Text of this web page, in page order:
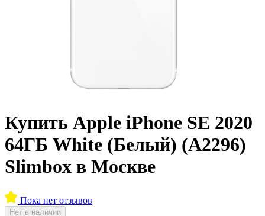
Купить Apple iPhone SE 2020
64ГБ White (Белый) (A2296)
Slimbox в Москве
Пока нет отзывов
Нет в наличии